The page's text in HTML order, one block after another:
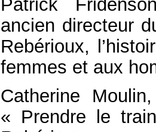
Patrick
ancien directeur
Rebérioux,
femmes et aux
Catherine
« Prendre le